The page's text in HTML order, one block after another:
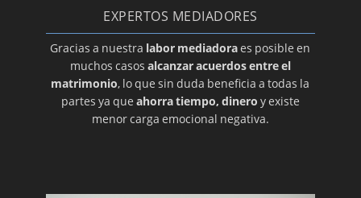
EXPERTOS MEDIADORES
Gracias a nuestra labor mediadoraes posible en
muchos casos alcanzar acuerdos entre el
matrimonio, lo que sin duda beneficia a todas la
partes ya que ahorra tiempo, dinero y existe
menor carga emocional negativa.